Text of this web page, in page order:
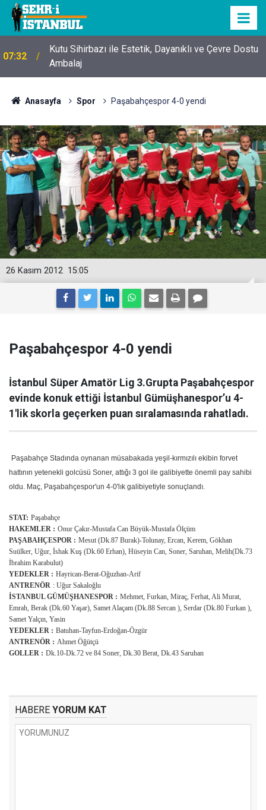
07:32
Kutu Sihirbazı ile Estetik, Dayanıklı ve Çevre Dostu
Ambalaj
Anasayfa Spor Paşabahçespor 4-0 yendi
15:05
26 Kasım 2012
Paşabahçespor 4-0 yendi
İstanbul Süper Amatör Lig 3.Grupta Paşabahçespor
evinde konuk ettiği İstanbul Gümüşhanespor’u 4-
1′lik skorla geçerken puan sıralamasında rahatladı.
Paşabahçe Stadında oynanan müsabakada yeşil-kırmızılı ekibin forvet
hattının yetenekli golcüsü Soner, attığı 3 gol ile galibiyette önemli pay sahibi
oldu. Maç, Paşabahçespor'un 4-0'lık galibiyetiyle sonuçlandı.
STAT: Paşabahçe
HAKEMLER : Onur Çakır-Mustafa Can Büyük-Mustafa Ölçüm
PAŞABAHÇESPOR : Mesut (Dk.87 Burak)-Tolunay, Ercan, Kerem, Gökhan
Suülker, Uğur, İshak Kuş (Dk.60 Erhan), Hüseyin Can, Soner, Saruhan, Melih(Dk.73
İbrahim Karabulut)
YEDEKLER : Hayrican-Berat-Oğuzhan-Arif
ANTRENÖR : Uğur Sakaloğlu
İSTANBUL GÜMÜŞHANESPOR : Mehmet, Furkan, Miraç, Ferhat, Ali Murat,
Emrah, Berak (Dk.60 Yaşar), Samet Alaçam (Dk.88 Sercan ), Serdar (Dk.80 Furkan ),
Samet Yalçın, Yasin
YEDEKLER : Batuhan-Tayfun-Erdoğan-Özgür
ANTRENÖR : Ahmet Öğütçü
GOLLER : Dk.10-Dk.72 ve 84 Soner, Dk.30 Berat, Dk.43 Saruhan
HABERE YORUM KAT